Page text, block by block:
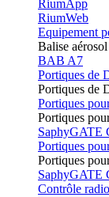
RiumApp
RiumWeb
Equipement
Balise aérosol
BAB A7
Portiques de
Portiques de
Portiques
Portiques
SaphyGATE
Portiques
Portiques
SaphyGATE
Contrôle